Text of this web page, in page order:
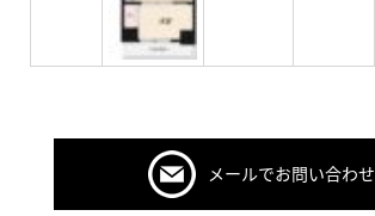
メールでお問い合わせ